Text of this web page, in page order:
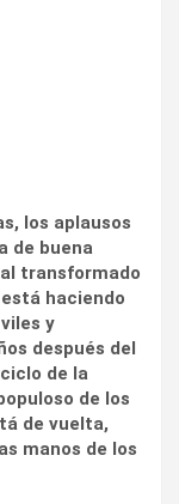
los aplausos
de buena
transformado
haciendo
y
después del
de la
de los
de vuelta,
manos de los